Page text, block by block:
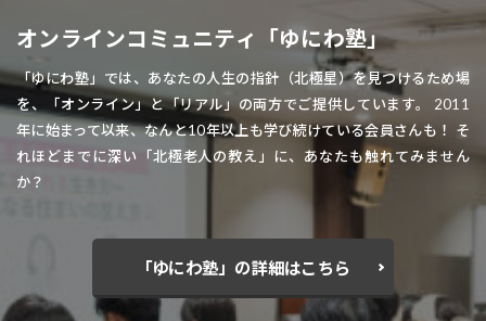
オンラインコミュニティ「ゆにわ塾」
「ゆにわ塾」では、あなたの人生の指針（北極星）を見つけるため場
を、「オンライン」と「リアル」の両方でご提供しています。 2011
年に始まって以来、なんと10年以上も学び続けている会員さんも！ そ
れほどまでに深い「北極老人の教え」に、あなたも触れてみません
か？
「ゆにわ塾」の詳細はこちら